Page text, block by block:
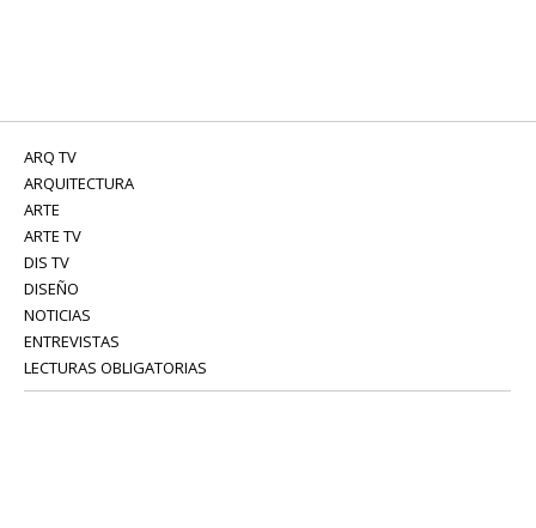
ARQ TV
ARQUITECTURA
ARTE
ARTE TV
DIS TV
DISEÑO
NOTICIAS
ENTREVISTAS
LECTURAS OBLIGATORIAS